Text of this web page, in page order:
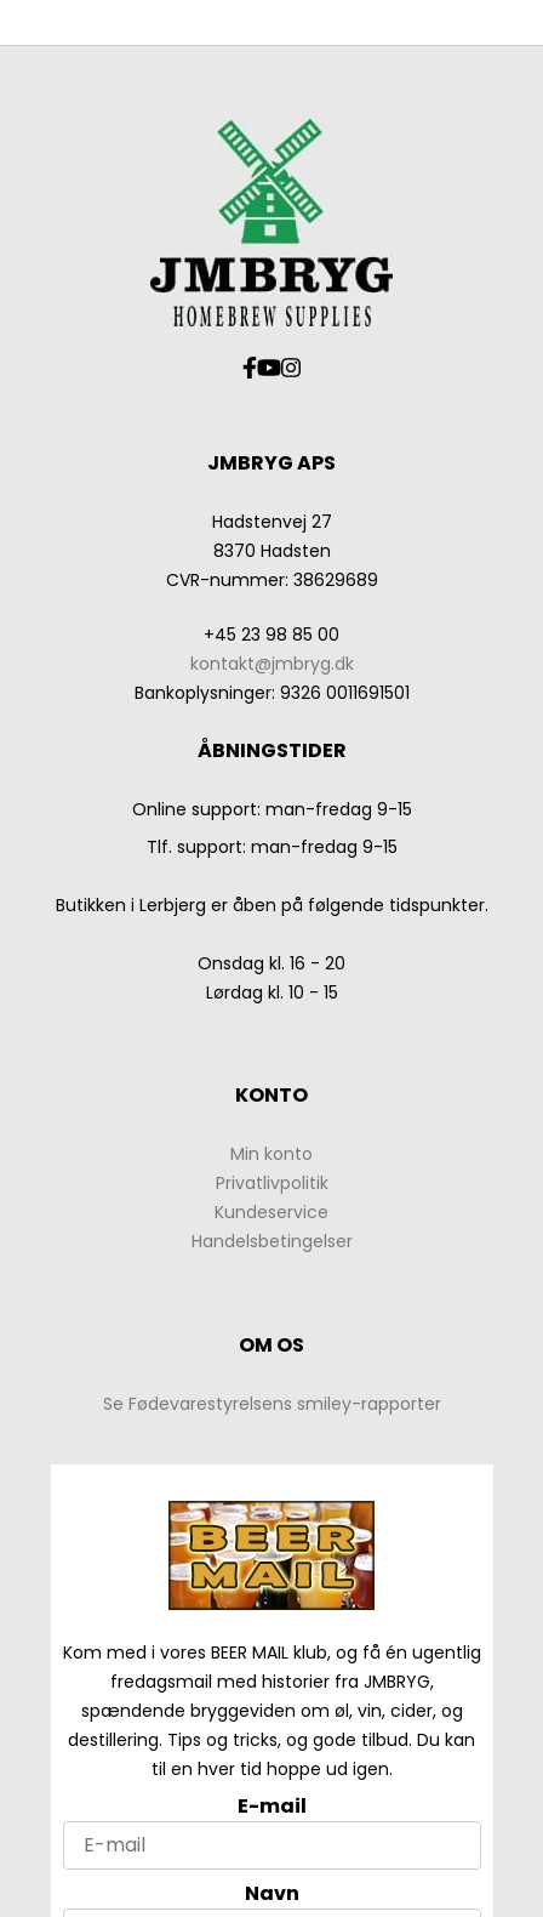
JMBRYG APS
Hadstenvej 27
8370 Hadsten
CVR-nummer: 38629689
+45 23 98 85 00
kontakt@jmbryg.dk
Bankoplysninger: 9326 0011691501
ÅBNINGSTIDER
Online support: man-fredag 9-15
Tlf. support: man-fredag 9-15
Butikken i Lerbjerg er åben på følgende tidspunkter.
Onsdag kl. 16 - 20
Lørdag kl. 10 - 15
KONTO
Min konto
Privatlivpolitik
Kundeservice
Handelsbetingelser
OM OS
Se Fødevarestyrelsens smiley-rapporter
Kom med i vores BEER MAIL klub, og få én ugentlig
fredagsmail med historier fra JMBRYG,
spændende bryggeviden om øl, vin, cider, og
destillering. Tips og tricks, og gode tilbud. Du kan
til en hver tid hoppe ud igen.
E-mail
Navn